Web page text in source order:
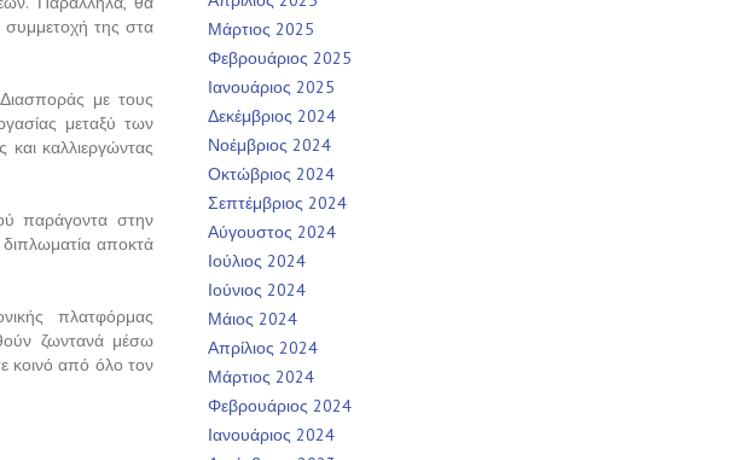
συμμετοχή της στα
με τους
μεταξύ των
και καλλιεργώντας
παράγοντα στην
διπλωματία αποκτά
πλατφόρμας
ζωντανά μέσω
κοινό από όλο τον
Μάρτιος 2025
Φεβρουάριος 2025
Ιανουάριος 2025
Δεκέμβριος 2024
Νοέμβριος 2024
Οκτώβριος 2024
Σεπτέμβριος 2024
Αύγουστος 2024
Ιούλιος 2024
Ιούνιος 2024
Μάιος 2024
Απρίλιος 2024
Μάρτιος 2024
Φεβρουάριος 2024
Ιανουάριος 2024